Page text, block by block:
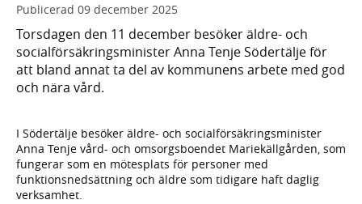
Publicerad 09 december 2025
Torsdagen den 11 december besöker äldre- och
socialförsäkringsminister Anna Tenje Södertälje för
att bland annat ta del av kommunens arbete med god
och nära vård.
I Södertälje besöker äldre- och socialförsäkringsminister
Anna Tenje vård- och omsorgsboendet Mariekällgården, som
fungerar som en mötesplats för personer med
funktionsnedsättning och äldre som tidigare haft daglig
verksamhet.